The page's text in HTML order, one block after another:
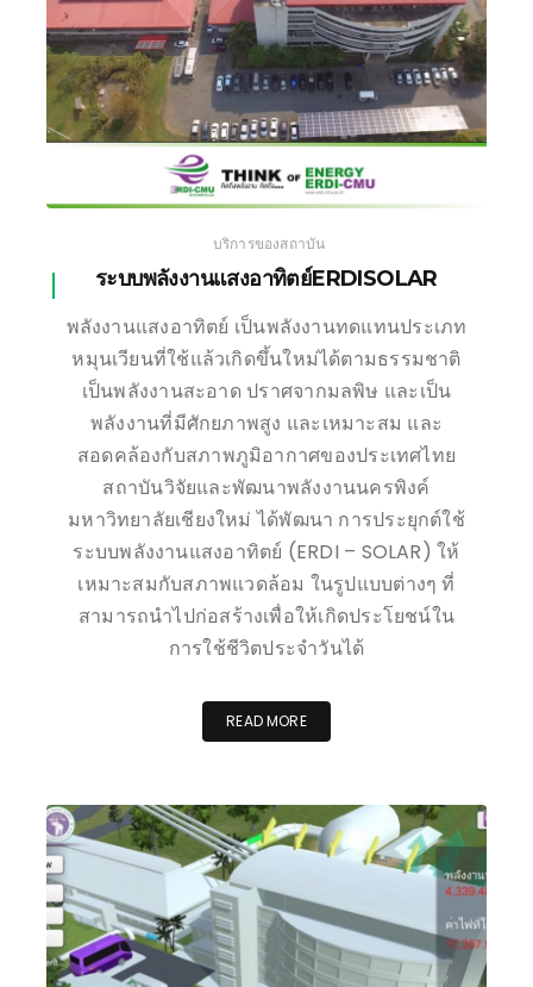
บริการของสถาบัน
ระบบพลังงานแสงอาทิตย์ERDISOLAR
พลังงานแสงอาทิตย์ เป็นพลังงานทดแทนประเภท
หมุนเวียนที่ใช้แล้วเกิดขึ้นใหม่ได้ตามธรรมชาติ
เป็นพลังงานสะอาด ปราศจากมลพิษ และเป็น
พลังงานที่มีศักยภาพสูง และเหมาะสม และ
สอดคล้องกับสภาพภูมิอากาศของประเทศไทย
สถาบันวิจัยและพัฒนาพลังงานนครพิงค์
มหาวิทยาลัยเชียงใหม่ ได้พัฒนา การประยุกต์ใช้
ระบบพลังงานแสงอาทิตย์ (ERDI – SOLAR) ให้
เหมาะสมกับสภาพแวดล้อม ในรูปแบบต่างๆ ที่
สามารถนำไปก่อสร้างเพื่อให้เกิดประโยชน์ใน
การใช้ชีวิตประจำวันได้
READ MORE